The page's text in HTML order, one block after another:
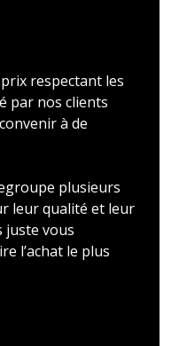
respectant les
par nos clients
à de
plusieurs
leur qualité et leur
juste vous
l’achat le plus